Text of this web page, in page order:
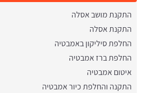
התקנת מושב אסלה
התקנת אסלה
החלפת סיליקון באמבטיה
החלפת ברז אמבטיה
איטום אמבטיה
התקנה והחלפת כיור אמבטיה